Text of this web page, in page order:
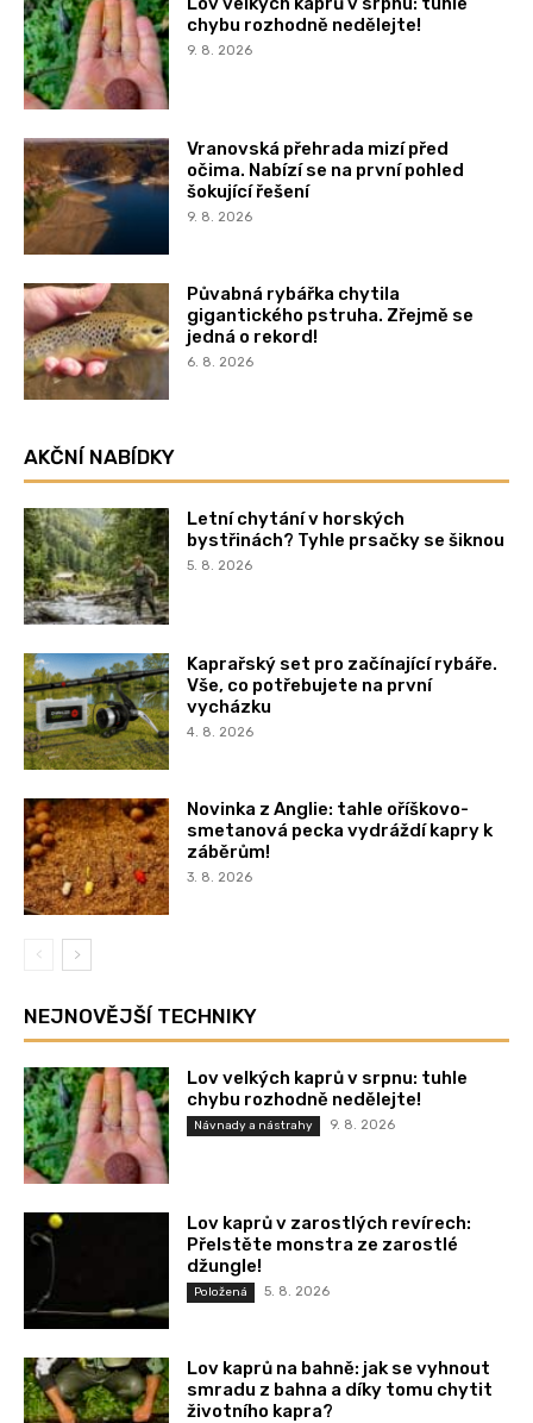
chybu rozhodně nedělejte!
9. 8. 2026
Vranovská přehrada mizí před
očima. Nabízí se na první pohled
šokující řešení
9. 8. 2026
Půvabná rybářka chytila
gigantického pstruha. Zřejmě se
jedná o rekord!
6. 8. 2026
AKČNÍ NABÍDKY
Letní chytání v horských
bystřinách? Tyhle prsačky se šiknou
5. 8. 2026
Kaprařský set pro začínající rybáře.
Vše, co potřebujete na první
vycházku
4. 8. 2026
Novinka z Anglie: tahle oříškovo-
smetanová pecka vydráždí kapry k
záběrům!
3. 8. 2026
NEJNOVĚJŠÍ TECHNIKY
Lov velkých kaprů v srpnu: tuhle
chybu rozhodně nedělejte!
Návnady a nástrahy 9. 8. 2026
Lov kaprů v zarostlých revírech:
Přelstěte monstra ze zarostlé
džungle!
Položená 5. 8. 2026
Lov kaprů na bahně: jak se vyhnout
smradu z bahna a díky tomu chytit
životního kapra?